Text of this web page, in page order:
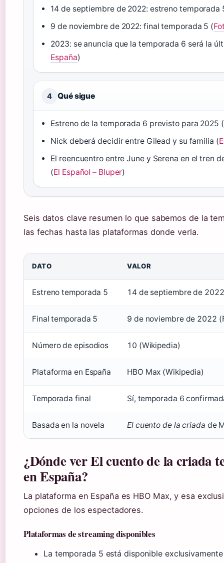
14 de septiembre de 2022: estreno temporada
9 de noviembre de 2022: final temporada 5 (
2023: se anuncia que la temporada 6 será la
España)
4 Qué sigue
Estreno de la temporada 6 previsto para 2025
Nick deberá decidir entre Gilead y su familia (
El reencuentro entre June y Serena en el tren
(El Español – Bluper)
Seis datos clave resumen lo que sabemos de la
las fechas hasta las plataformas donde verla.
DATO VALOR
Estreno temporada 5 14 de septiembre de
Final temporada 5 9 de noviembre de 2022
Número de episodios 10 (Wikipedia)
Plataforma en España HBO Max (Wikipedia)
Temporada final Sí, temporada 6
Basada en la novela El cuento de la criada de
¿Dónde ver El cuento de la criada
en España?
La plataforma en España es HBO Max, y esa
opciones de los espectadores.
Plataformas de streaming disponibles
La temporada 5 está disponible